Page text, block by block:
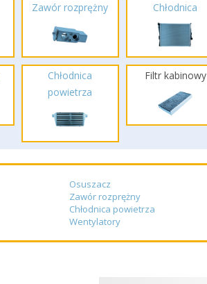
Zawór rozprężny Chłodnica
Chłodnica
powietrza
Filtr kabinowy
Osuszacz
Zawór rozprężny
Chłodnica powietrza
Wentylatory